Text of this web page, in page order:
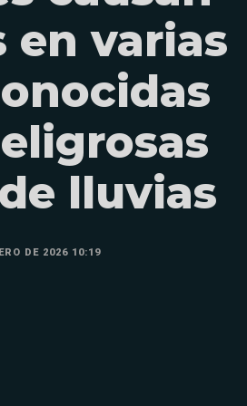
en varias
lluvias
DE 2026 10:19